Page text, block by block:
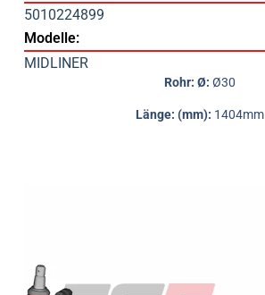
5010224899
Modelle:
MIDLINER
Rohr: Ø: Ø30
Länge: (mm): 1404mm